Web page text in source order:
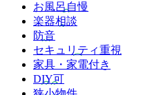
お風呂自慢
楽器相談
防音
セキュリティ重視
家具・家電付き
DIY可